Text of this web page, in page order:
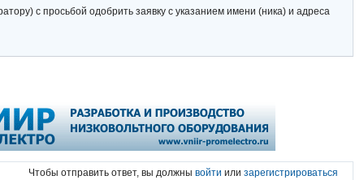
с просьбой одобрить заявку с указанием имени (ника) и адреса
Чтобы отправить ответ, вы должны войти или зарегистрироваться